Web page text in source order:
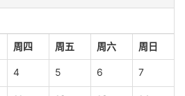
周四 周五 周六 周日
4 5 6 7